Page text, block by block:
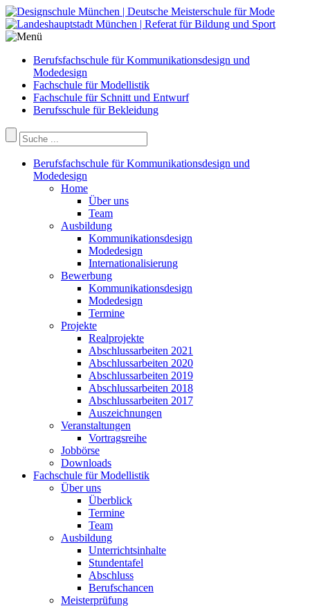
Berufsfachschule für Kommunikationsdesign und
Modedesign
Fachschule für Modellistik
Fachschule für Schnitt und Entwurf
Berufsschule für Bekleidung
Berufsfachschule für Kommunikationsdesign und
Modedesign
Home
Über uns
Team
Ausbildung
Kommunikationsdesign
Modedesign
Internationalisierung
Bewerbung
Kommunikationsdesign
Modedesign
Termine
Projekte
Realprojekte
Abschlussarbeiten 2021
Abschlussarbeiten 2020
Abschlussarbeiten 2019
Abschlussarbeiten 2018
Abschlussarbeiten 2017
Auszeichnungen
Veranstaltungen
Vortragsreihe
Jobbörse
Downloads
Fachschule für Modellistik
Über uns
Überblick
Termine
Team
Ausbildung
Unterrichtsinhalte
Stundentafel
Abschluss
Berufschancen
Meisterprüfung